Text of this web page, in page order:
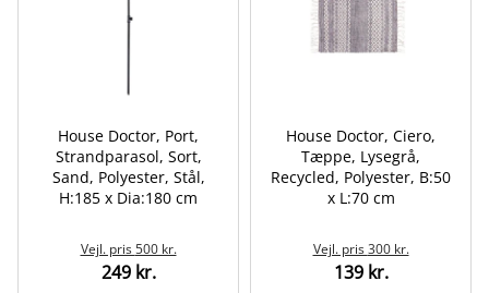
House Doctor, Port,
Strandparasol, Sort,
Sand, Polyester, Stål,
H:185 x Dia:180 cm
Vejl. pris500 kr.
249 kr.
House Doctor, Ciero,
Tæppe, Lysegrå,
Recycled, Polyester, B:50
x L:70 cm
Vejl. pris300 kr.
139 kr.